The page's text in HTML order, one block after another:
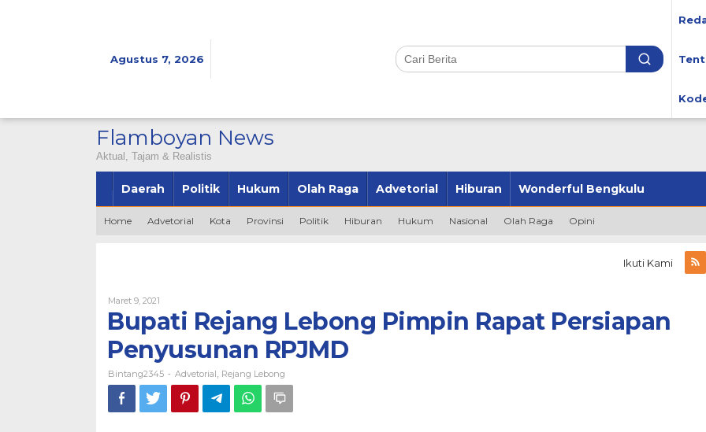
Agustus 7, 2026
Flamboyan News
Aktual, Tajam & Realistis
Daerah Politik Hukum Olah Raga Advetorial Hiburan Wonderful Bengkulu
Home Advetorial Kota Provinsi Politik Hiburan Hukum Nasional Olah Raga Opini
Ikuti Kami
Maret 9, 2021
Bintang2345
Bupati Rejang Lebong Pimpin Rapat Persiapan
Penyusunan RPJMD
Bintang2345 - Advetorial Rejang Lebong